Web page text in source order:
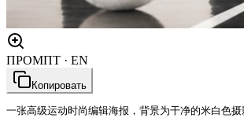
ПРОМПТ · EN
Копировать
一张高级运动时尚编辑海报，背景为干净的米白色